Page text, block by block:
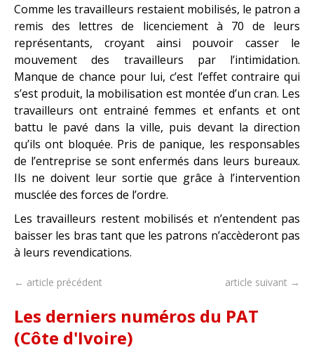
Comme les travailleurs restaient mobilisés, le patron a
remis des lettres de licenciement à 70 de leurs
représentants, croyant ainsi pouvoir casser le
mouvement des travailleurs par l’intimidation.
Manque de chance pour lui, c’est l’effet contraire qui
s’est produit, la mobilisation est montée d’un cran. Les
travailleurs ont entrainé femmes et enfants et ont
battu le pavé dans la ville, puis devant la direction
qu’ils ont bloquée. Pris de panique, les responsables
de l’entreprise se sont enfermés dans leurs bureaux.
Ils ne doivent leur sortie que grâce à l’intervention
musclée des forces de l’ordre.
Les travailleurs restent mobilisés et n’entendent pas
baisser les bras tant que les patrons n’accèderont pas
à leurs revendications.
← article précédent article suivant →
Les derniers numéros du PAT
(Côte d'Ivoire)